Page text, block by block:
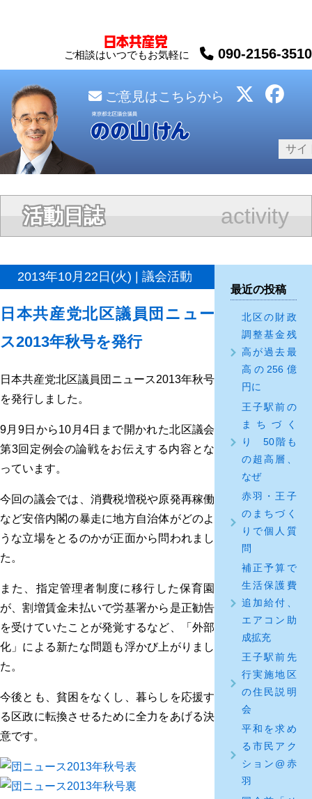
ご相談はいつでもお気軽に 090-2156-3510
ご意見はこちらから
活動日誌 activity
2013年10月22日(火) | 議会活動
日本共産党北区議員団ニュー
ス2013年秋号を発行
日本共産党北区議員団ニュース2013年秋号
を発行しました。
9月9日から10月4日まで開かれた北区議会
第3回定例会の論戦をお伝えする内容とな
っています。
今回の議会では、消費税増税や原発再稼働
など安倍内閣の暴走に地方自治体がどのよ
うな立場をとるのかが正面から問われまし
た。
また、指定管理者制度に移行した保育園
が、割増賃金未払いで労基署から是正勧告
を受けていたことが発覚するなど、「外部
化」による新たな問題も浮かび上がりまし
た。
今後とも、貧困をなくし、暮らしを応援す
る区政に転換させるために全力をあげる決
意です。
最近の投稿
北区の財政
調整基金残
高が過去最
高の256億
円に
王子駅前の
まちづく
り 50階も
の超高層、
なぜ
赤羽・王子
のまちづく
りで個人質
問
補正予算で
生活保護費
追加給付、
エアコン助
成拡充
王子駅前先
行実施地区
の住民説明
会
平和を求め
る市民アク
ション@赤
羽